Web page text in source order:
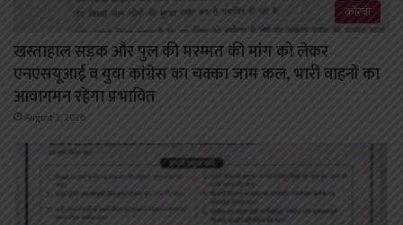
कोरबा
खस्ताहाल सड़क और पुल की मरम्मत की मांग को लेकर
एनएसयूआई व युवा कांग्रेस का चक्का जाम कल, भारी वाहनों का
आवागमन रहेगा प्रभावित
August 3, 2026